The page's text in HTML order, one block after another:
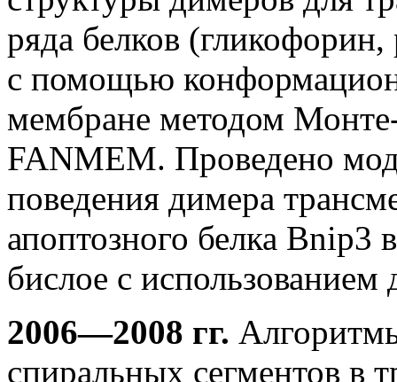
ряда белков
с помощью
мембране методом
FANMEM. Проведено
поведения димера
апоптозного белка Bnip3
бислое с
2006—2008 гг.
спиральных сегментов в